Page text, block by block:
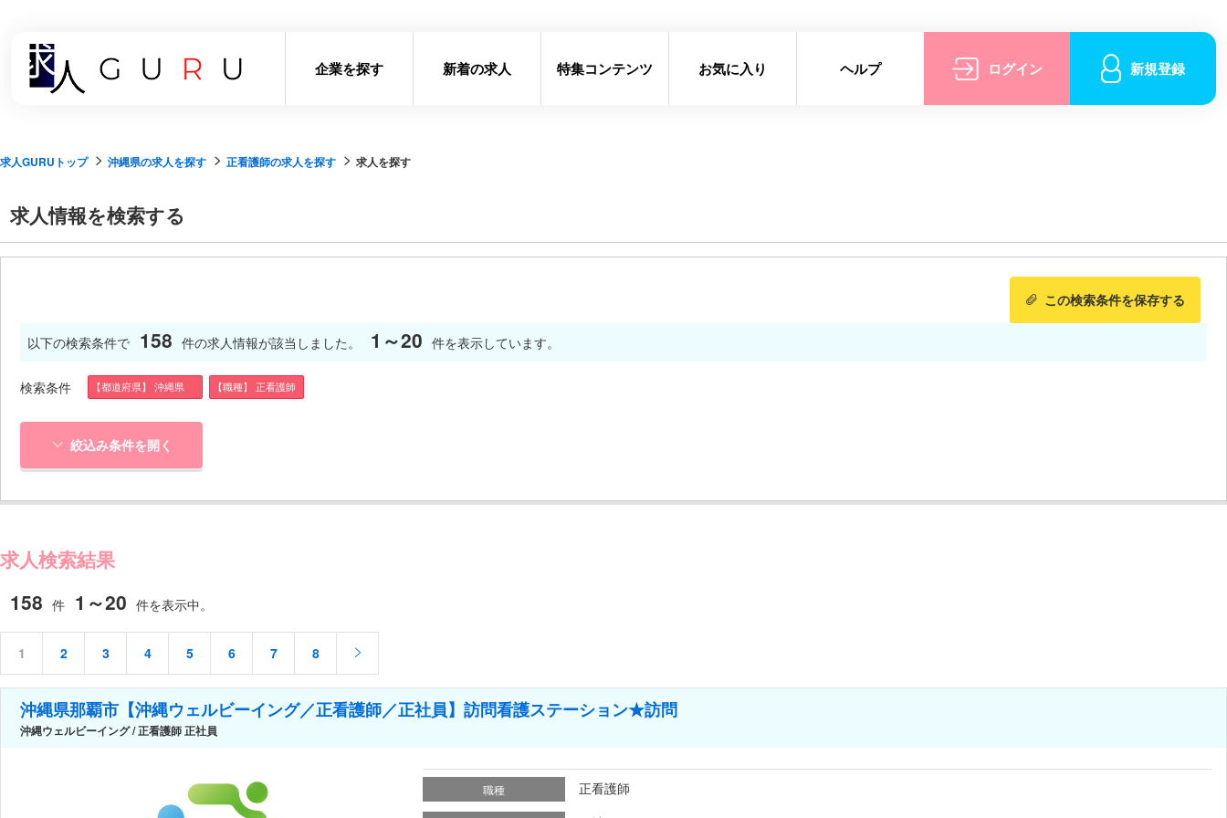
企業を探す 新着の求人 特集コンテンツ お気に入り ヘルプ ログイン 新規登録
求人GURUトップ 沖縄県の求人を探す 正看護師の求人を探す 求人を探す
求人情報を検索する
この検索条件を保存する
以下の検索条件で 158 件の求人情報が該当しました。 1～20 件を表示しています。
検索条件 【都道府県】 沖縄県 【職種】 正看護師
絞込み条件を開く
求人検索結果
158 件 1～20 件を表示中。
1 2 3 4 5 6 7 8
沖縄県那覇市【沖縄ウェルビーイング／正看護師／正社員】訪問看護ステーション★訪問
沖縄ウェルビーイング / 正看護師 正社員
職種 正看護師